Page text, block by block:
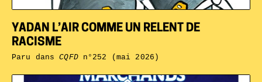
YADAN L’AIR COMME UN RELENT DE
RACISME
Paru dansCQFDn°252 (mai 2026)